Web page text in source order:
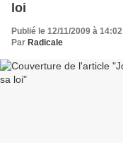
loi
Publié le 12/11/2009 à 14:02
Par Radicale